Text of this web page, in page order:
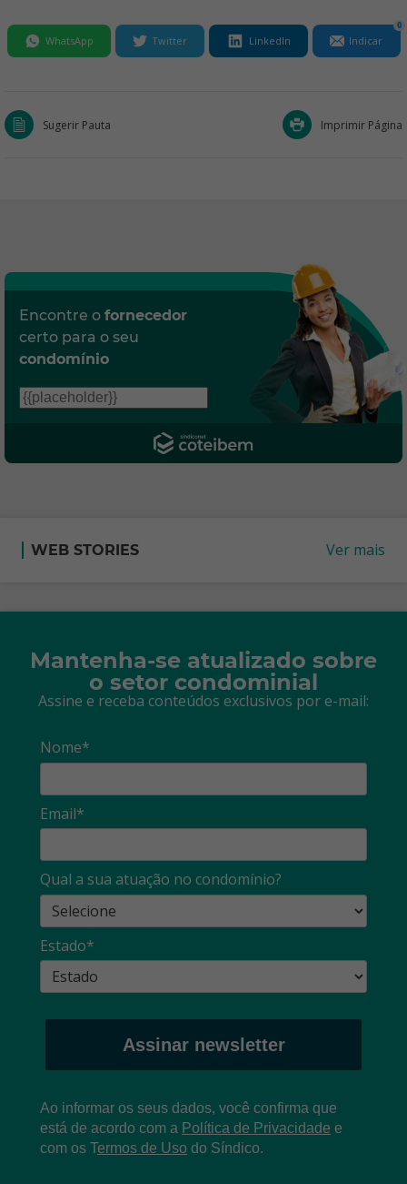
WhatsApp Twitter LinkedIn Indicar
0
Sugerir Pauta Imprimir Página
Encontre o fornecedor
certo para o seu
condomínio
WEB STORIES Ver mais
Mantenha-se atualizado sobre
o setor condominial
Assine e receba conteúdos exclusivos por e-mail:
Nome*
Email*
Qual a sua atuação no condomínio?
Estado*
Assinar newsletter
Ao informar os seus dados, você confirma que
está de acordo com a Política de Privacidade e
com os Termos de Uso do Síndico.